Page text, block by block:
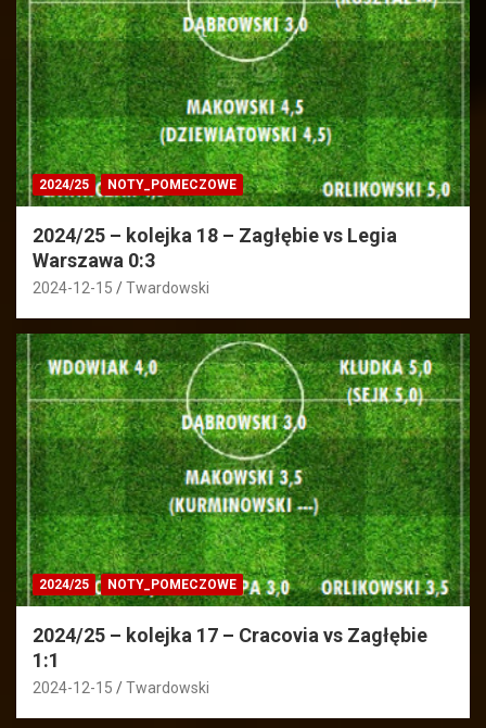
2024/25 NOTY_POMECZOWE
2024/25 – kolejka 18 – Zagłębie vs Legia
Warszawa 0:3
2024-12-15 Twardowski
2024/25 NOTY_POMECZOWE
2024/25 – kolejka 17 – Cracovia vs Zagłębie
1:1
2024-12-15 Twardowski